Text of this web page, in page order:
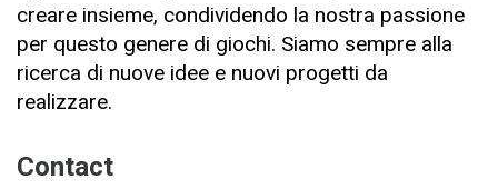
creare insieme, condividendo la nostra passione
per questo genere di giochi. Siamo sempre alla
ricerca di nuove idee e nuovi progetti da
realizzare.
Contact